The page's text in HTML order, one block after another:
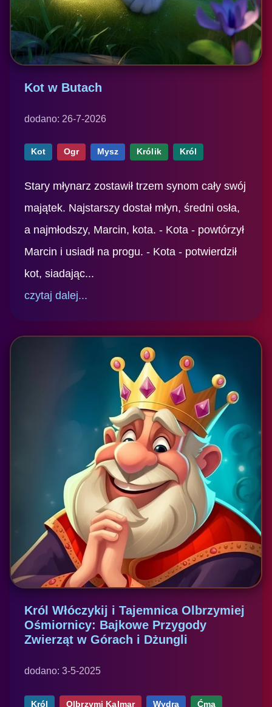
Kot w Butach
dodano: 26-7-2026
Kot Ogr Mysz Królik Król
Stary młynarz zostawił trzem synom cały swój
majątek. Najstarszy dostał młyn, średni osła,
a najmłodszy, Marcin, kota. - Kota - powtórzył
Marcin i usiadł na progu. - Kota - potwierdził
kot, siadając...
czytaj dalej...
Król Włóczykij i Tajemnica Olbrzymiej
Ośmiornicy: Bajkowe Przygody
Zwierząt w Górach i Dżungli
dodano: 3-5-2025
Król Olbrzymi Kalmar Wydra Ćma